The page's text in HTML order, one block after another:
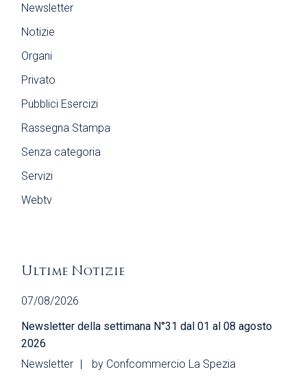
Newsletter
Notizie
Organi
Privato
Pubblici Esercizi
Rassegna Stampa
Senza categoria
Servizi
Webtv
Ultime Notizie
07/08/2026
Newsletter della settimana N°31 dal 01 al 08 agosto
2026
Newsletter
by Confcommercio La Spezia